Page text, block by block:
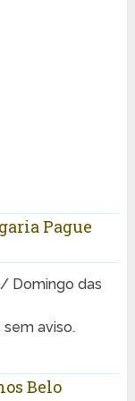
Pague
Domingo das
aviso.
Belo